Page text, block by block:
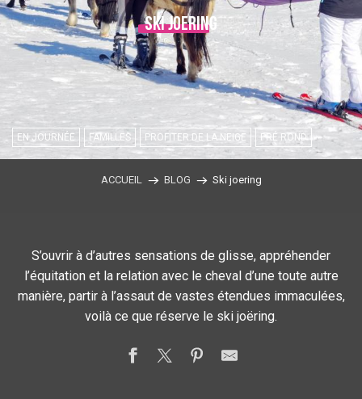
Ski Joering
EN JOURNÉE FAMILLES PROFITER DE LA NEIGE PRÉ ROND
ACCUEIL BLOG Ski joering
S’ouvrir à d’autres sensations de glisse, appréhender
l’équitation et la relation avec le cheval d’une toute autre
manière, partir à l’assaut de vastes étendues immaculées,
voilà ce que réserve le ski joëring.